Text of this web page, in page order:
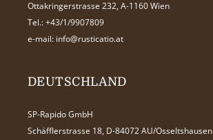
Ottakringerstrasse 232, A-1160 Wien
Tel.: +43/1/9907809
e-mail: info@rusticatio.at
DEUTSCHLAND
SP-Rapido GmbH
Schäfflerstrasse 18, D-84072 AU/Osseltshausen